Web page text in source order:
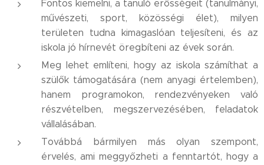
Fontos kiemelni, a tanuló erősségeit (tanulmányi,
művészeti, sport, közösségi élet), milyen
területen tudna kimagaslóan teljesíteni, és az
iskola jó hírnevét öregbíteni az évek során.
Meg lehet említeni, hogy az iskola számíthat a
szülők támogatására (nem anyagi értelemben),
hanem programokon, rendezvényeken való
részvételben, megszervezésében, feladatok
vállalásában.
Továbbá bármilyen más olyan szempont,
érvelés, ami meggyőzheti a fenntartót, hogy a